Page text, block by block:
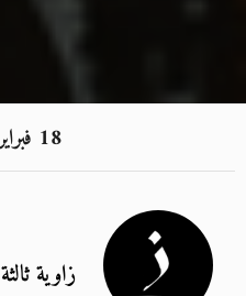
18 فبراير, 2026
زاوية ثالثة